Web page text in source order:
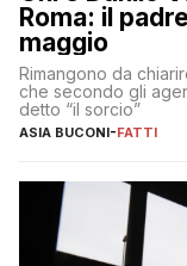
Roma: il
maggio
Rimangono da
che secondo gli
detto “il sorcio”
ASIA BUCONI-FATTI